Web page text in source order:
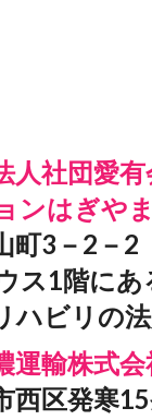
人社団愛
ンはぎやま
町3－2－
ス1階にあ
ハビリの法
運輸株式
西区発寒